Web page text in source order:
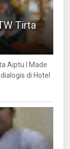
Tirta
Aiptu I Made
di Hotel